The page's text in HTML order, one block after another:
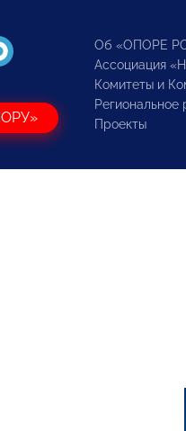
Об «ОПОРЕ
Ассоциация
Комитеты и
Региональное
Проекты